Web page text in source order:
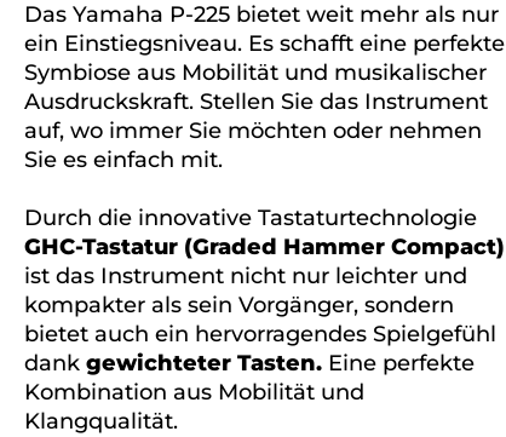
Das Yamaha P-225 bietet weit mehr als nur
ein Einstiegsniveau. Es schafft eine perfekte
Symbiose aus Mobilität und musikalischer
Ausdruckskraft. Stellen Sie das Instrument
auf, wo immer Sie möchten oder nehmen
Sie es einfach mit.
Durch die innovative Tastaturtechnologie
GHC-Tastatur (Graded Hammer Compact)
ist das Instrument nicht nur leichter und
kompakter als sein Vorgänger, sondern
bietet auch ein hervorragendes Spielgefühl
dank gewichteter Tasten. Eine perfekte
Kombination aus Mobilität und
Klangqualität.